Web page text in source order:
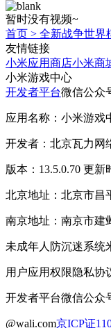
暂时没有视频~
首页 > 全新战争世界
友情链接
小米应用商店小米商
小米游戏中心
开发者平台微信公众
应用名称：小米游戏
开发者：北京瓦力网
版本：13.5.0.70 更新
北京地址：北京市昌
南京地址：南京市建
未成年人防沉迷系统
用户应用权限隐私协
开发者平台微信公众
@wali.com京ICP证